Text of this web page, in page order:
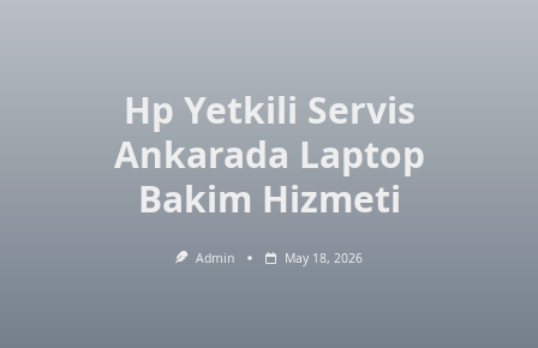
Hp Yetkili Servis
Ankarada Laptop
Bakim Hizmeti
Admin May 18, 2026